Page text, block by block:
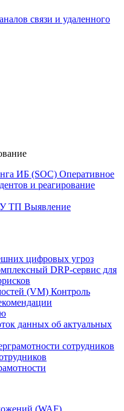
связи и удаленного
ИБ (SOC) Оперативное
и реагирование
ТП Выявление
цифровых угроз
DRP-сервис для
(VM) Контроль
данных об актуальных
сотрудников
(WAF)